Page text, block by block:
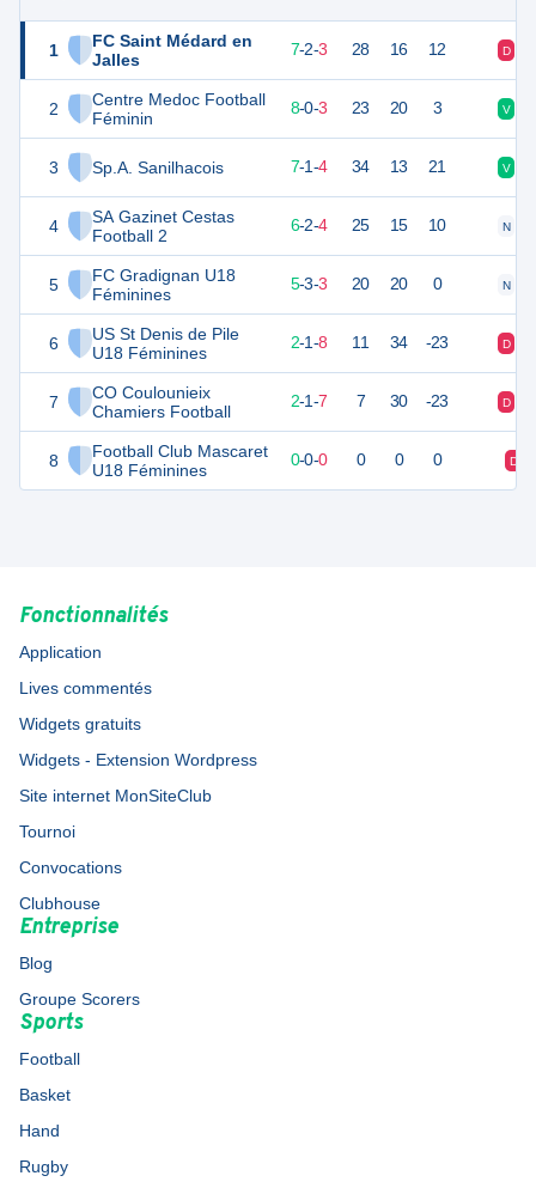
1
FC Saint Médard en
Jalles
2
Centre Medoc Football
Féminin
3 Sp.A. Sanilhacois
4
SA Gazinet Cestas
Football 2
5
FC Gradignan U18
Féminines
6
US St Denis de Pile
U18 Féminines
7
CO Coulounieix
Chamiers Football
8
Football Club Mascaret
U18 Féminines
23 12 7-2-3 28 16 12 D
23 12 8-0-3 23 20 3 V
22 7-1-4 34 13 21 V
20 6-2-4 25 15 10 N
17 5-3-3 20 20 0 N
6 2-1-8 11 34 -23 D
2-1-7 7 30 -23 D
0 0 0-0-0 0 0 0 D
Fonctionnalités
Application
Lives commentés
Widgets gratuits
Widgets - Extension Wordpress
Site internet MonSiteClub
Tournoi
Convocations
Clubhouse
Entreprise
Blog
Groupe Scorers
Sports
Football
Basket
Hand
Rugby